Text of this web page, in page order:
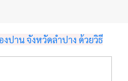
ปาน จังหวัดลำปาง ด้วยวิธี